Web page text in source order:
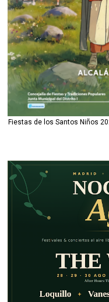
Fiestas de los Santos Niños